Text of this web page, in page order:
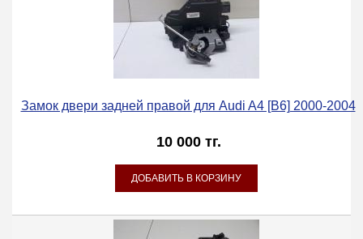
Замок двери задней правой для Audi A4 [B6] 2000-2004
10 000 тг.